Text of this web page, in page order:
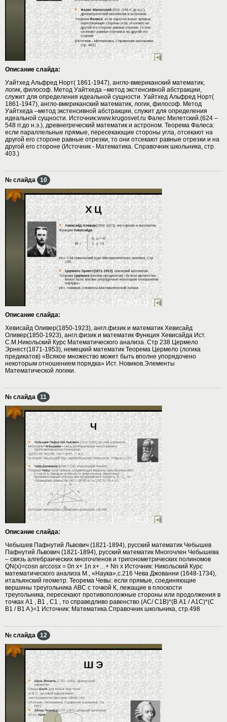
Описание слайда:
Уайтхед Альфред Норт( 1861-1947), англо-вмериканский математик,
логик, философ. Метод Уайтхеда –метод экстенсивной абстракции,
служит для определения идеальной сущности. Уайтхед Альфред Норт(
1861-1947), англо-вмериканский математик, логик, философ. Метод
Уайтхеда –метод экстенсивной абстракции, служит для определения
идеальной сущности. Источник:www.krugosvet.ru Фалес Милетский.(624 –
548 гг.до н.э.), древнегреческий математик и астроном. Теорема Фалеса:
если параллельные прямые, пересекающие стороны угла, отсекают на
другой его стороне равные отрезки, то они отсекают равные отрезки и на
другой его стороне (Источник - Математика. Справочник школьника, стр.
403.)
№ слайда 10
Описание слайда:
Хевисайд Оливер(1850-1923), англ.физик и математик Хевисайд
Оливер(1850-1923), англ.физик и математик Функция Хевисайда Ист.
С.М.Никольский Курс Математического анализа. Стр 238 Цермело
Эрнест(1871-1953), немецкий математик Теорема Цермело (логика
предикатов) «Всякое множество может быть вполне упорядочено
некоторым отношением порядка» Ист. Новиков.Элементы
Математической логики.
№ слайда 11
Описание слайда:
Чебышев Пафнутий Львович (1821-1894), русский математик Чебышев
Пафнутий Львович (1821-1894), русский математик Многочлен Чебышева
– связь алгебраических многочленов и тригонометрических полиномов
QN(x)=cosn arccosx = 0n x+ 1n x+…+ Nn x Источник: Никольский Курс
математического анализа М., «Наука»,с.216 Чева Джованни (1648-1734),
итальянский геометр. Теорема Чевы: если прямые, соединяющие
вершины треугольника АВС с точкой К, лежащие в плоскости
треугольника, пересекают противоположные стороны или продолжения в
точках А1 , B1 , C1 , то справедливо равенство (AC/ C1B)*(B А1 / А1C)*(C
B1 / B1 A )=1 Источник: Математика.Справочник школьника, стр.498
№ слайда 12